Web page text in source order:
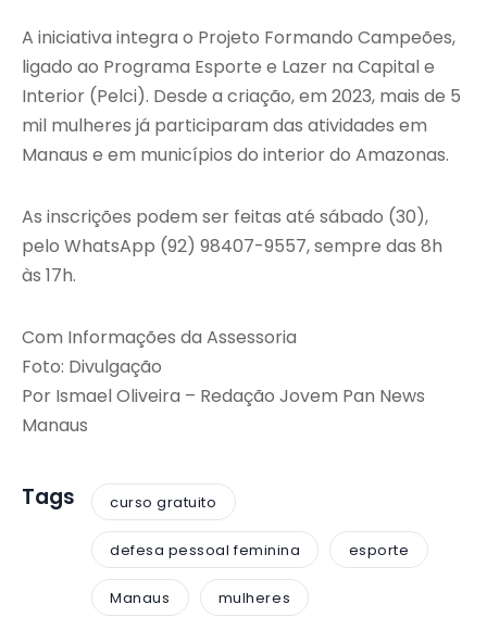
A iniciativa integra o Projeto Formando Campeões,
ligado ao Programa Esporte e Lazer na Capital e
Interior (Pelci). Desde a criação, em 2023, mais de 5
mil mulheres já participaram das atividades em
Manaus e em municípios do interior do Amazonas.
As inscrições podem ser feitas até sábado (30),
pelo WhatsApp (92) 98407-9557, sempre das 8h
às 17h.
Com Informações da Assessoria
Foto: Divulgação
Por Ismael Oliveira – Redação Jovem Pan News
Manaus
Tags curso gratuito
defesa pessoal feminina esporte
Manaus mulheres